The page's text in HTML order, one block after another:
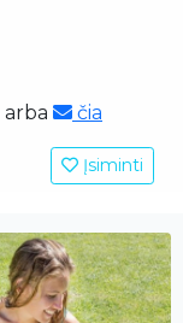
arba čia
Įsiminti